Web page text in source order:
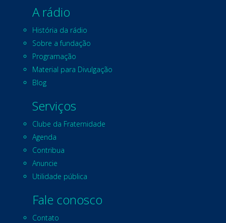
A rádio
História da rádio
Sobre a fundação
Programação
Material para Divulgação
Blog
Serviços
Clube da Fraternidade
Agenda
Contribua
Anuncie
Utilidade pública
Fale conosco
Contato